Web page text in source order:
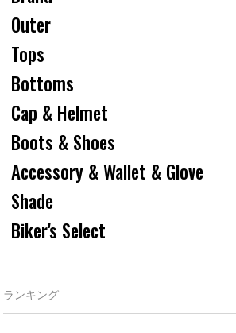
Outer
Tops
Bottoms
Cap & Helmet
Boots & Shoes
Accessory & Wallet & Glove
Shade
Biker's Select
ランキング